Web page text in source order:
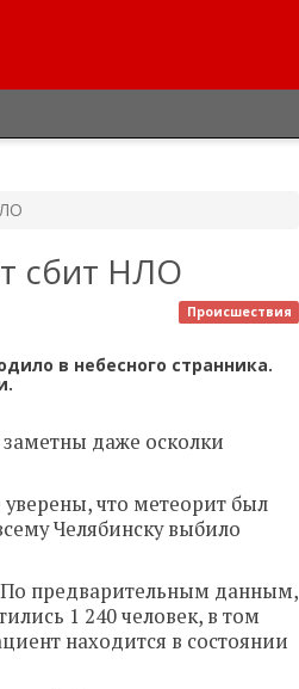
сбит НЛО
Происшествия
в небесного странника.
заметны даже осколки
что метеорит был
Челябинску выбило
По предварительным данным,
1 240 человек, в том
находится в состоянии